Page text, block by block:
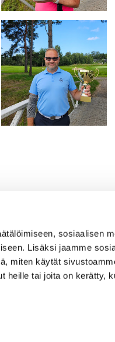
sosiaalisen
Lisäksi jaamme
miten käytät
heille tai joita on kerätty,
Seuraa meitä
Ota meidät